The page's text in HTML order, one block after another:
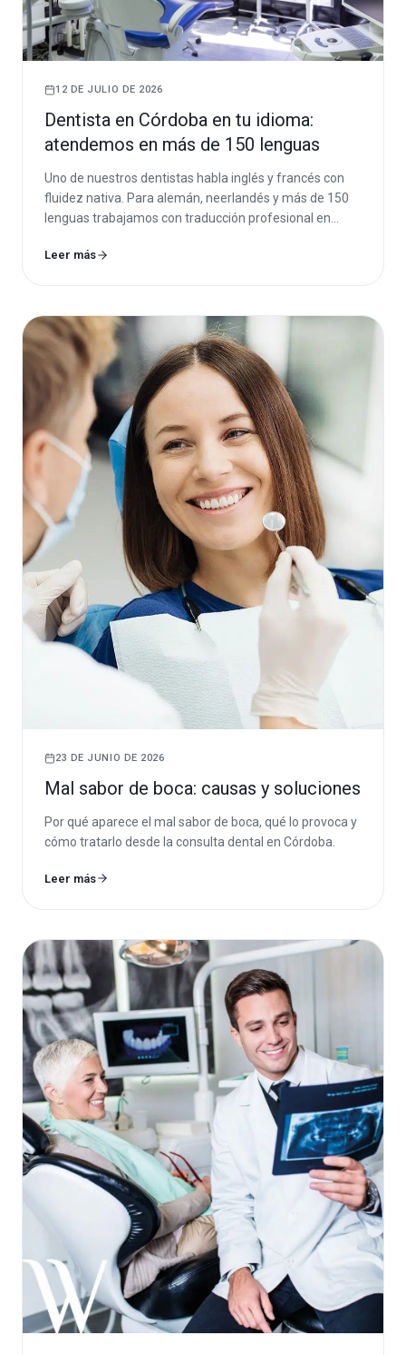
12 DE JULIO DE 2026
Dentista en Córdoba en tu idioma:
atendemos en más de 150 lenguas
Uno de nuestros dentistas habla inglés y francés con
fluidez nativa. Para alemán, neerlandés y más de 150
lenguas trabajamos con traducción profesional en
Leer más
23 DE JUNIO DE 2026
Mal sabor de boca: causas y soluciones
Por qué aparece el mal sabor de boca, qué lo provoca y
cómo tratarlo desde la consulta dental en Córdoba.
Leer más